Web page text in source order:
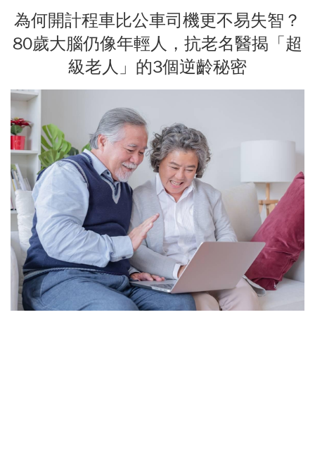
為何開計程車比公車司機更不易失智？
80歲大腦仍像年輕人，抗老名醫揭「超
級老人」的3個逆齡秘密